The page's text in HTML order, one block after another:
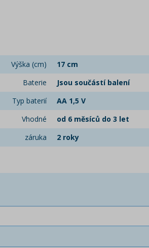
Výška (cm)
17 cm
Baterie
Jsou součástí balení
Typ baterií
AA 1,5 V
Vhodné
od 6 měsíců do 3 let
záruka
2 roky